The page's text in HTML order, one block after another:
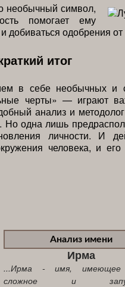
необычный символ,
помогает ему
добиваться одобрения
итог
в себе необычных и
черты» — играют
анализ и
одна лишь
личности. И
человека, и его
Анализ имени
Ирма
...Ирма - имя, имеющее
сложное и